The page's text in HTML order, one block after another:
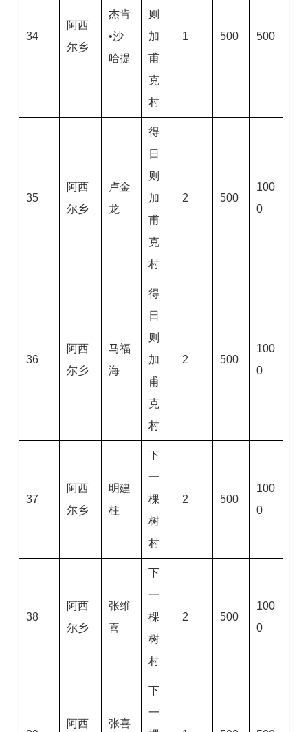
34
阿西
尔乡
杰肯
•沙
哈提
则
加
甫
克
村
1 500 500
35
阿西
尔乡
卢金
龙
得
日
则
加
甫
克
村
2 500
100
0
36
阿西
尔乡
马福
海
得
日
则
加
甫
克
村
2 500
100
0
37
阿西
尔乡
明建
柱
下
一
棵
树
村
2 500
100
0
38
阿西
尔乡
张维
喜
下
一
棵
树
村
2 500
100
0
阿西
张喜
下
一